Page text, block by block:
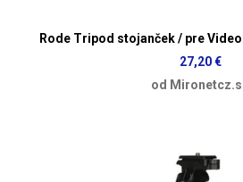
Rode Tripod stojanček / pre
27,20 €
od